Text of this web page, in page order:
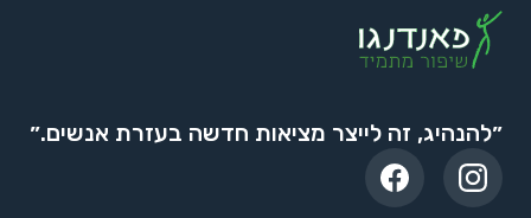
״להנהיג, זה לייצר מציאות חדשה בעזרת אנשים.״